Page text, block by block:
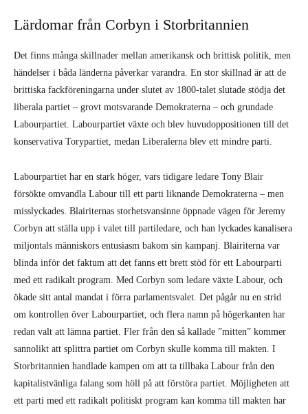
Labourpartiet har en stark höger, vars tidigare ledare Tony Blair
försökte omvandla Labour till ett parti liknande Demokraterna – men
misslyckades. Blairiternas storhetsvansinne öppnade vägen för Jeremy
Corbyn att ställa upp i valet till partiledare, och han lyckades kanalisera
miljontals människors entusiasm bakom sin kampanj. Blairiterna var
blinda inför det faktum att det fanns ett brett stöd för ett Labourparti
med ett radikalt program. Med Corbyn som ledare växte Labour, och
om kontrollen över Labourpartiet, och flera namn på högerkanten har
redan valt att lämna partiet. Fler från den så kallade ”mitten” kommer
sannolikt att splittra partiet om Corbyn skulle komma till makten. I
Storbritannien handlade kampen om att ta tillbaka Labour från den
kapitalistvänliga falang som höll på att förstöra partiet. Möjligheten att
ett parti med ett radikalt politiskt program kan komma till makten har
skapat en enorm entusiasm – medlemssiffrorna har skjutit i höjden och
Labour har blivit Europas största parti.